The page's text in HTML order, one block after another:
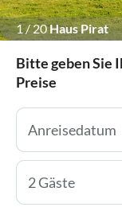
1/20Haus Pirat
Bitte geben Sie
Preise
2 Gäste